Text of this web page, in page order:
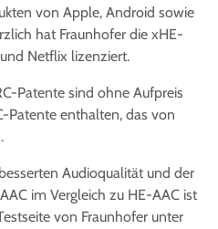
von Apple, Android sowie
hat Fraunhofer die xHE-
Netflix lizenziert.
Patente sind ohne Aufpreis
Patente enthalten, das von
Audioqualität und der
im Vergleich zu HE-AAC ist
von Fraunhofer unter